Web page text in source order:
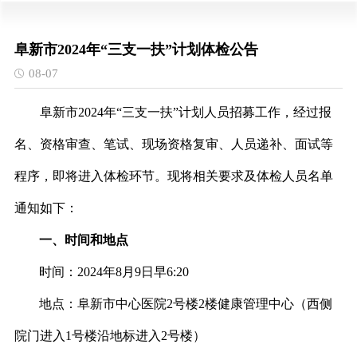
阜新市2024年“三支一扶”计划体检公告
08-07
阜新市2024年“三支一扶”计划人员招募工作，经过报
名、资格审查、笔试、现场资格复审、人员递补、面试等
程序，即将进入体检环节。现将相关要求及体检人员名单
通知如下：
一、时间和地点
时间： 2024年8月9日早6:20
地点：阜新市中心医院2号楼2楼健康管理中心（西侧
院门进入 1号楼沿地标进入 2号楼）